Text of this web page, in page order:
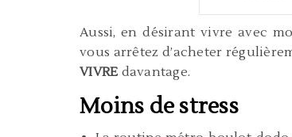
Aussi, en désirant vivre avec
vous arrêtez d’acheter
VIVRE davantage.
Moins de stress